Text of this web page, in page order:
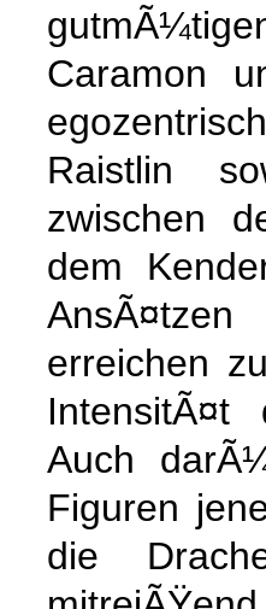
Caramon
Raistlin
zwischen
dem
erreichen
IntensitÃ¤t
Auch
Figuren
die